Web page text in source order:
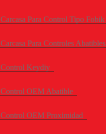
Carcasa Para Control Tipo Fobik
Carcasa Para Controles Abatibles
Control Keydiy
Control OEM Abatible
Control OEM Proximidad